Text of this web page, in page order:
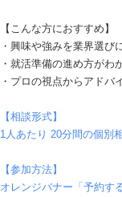
【こんな方におすすめ】
・興味や強みを業界選び
・就活準備の進め方がわ
・プロの視点からアドバ
【相談形式】
1人あたり 20分間の個別
【参加方法】
オレンジバナー「予約す